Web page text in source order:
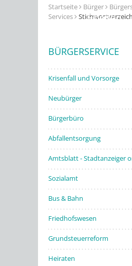
Erleben
Startseite Bürger
Services
BÜRGERSERVICE
Krisenfall und Vorsorge
Neubürger
Bürgerbüro
Abfallentsorgung
Amtsblatt - Stadtanzeiger
Sozialamt
Bus & Bahn
Friedhofswesen
Grundsteuerreform
Heiraten